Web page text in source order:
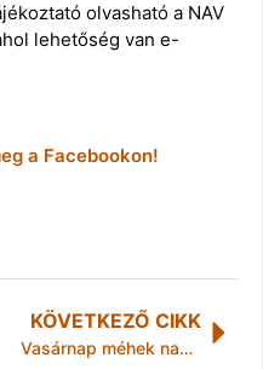
olvasható a NAV
lehetőség van e-
a Facebookon!
KÖVETKEZŐ CIKK
Vasárnap méhek napja, hétfőn Állatkerti Majális